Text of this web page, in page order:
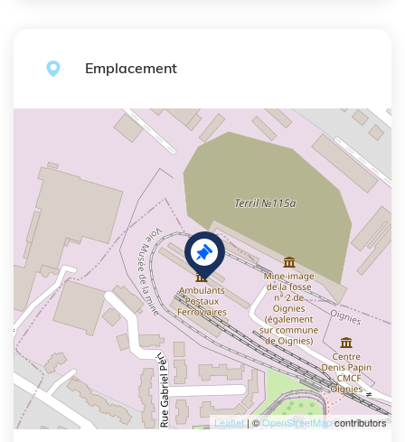
Emplacement
Leaflet| ©OpenStreetMapcontributors